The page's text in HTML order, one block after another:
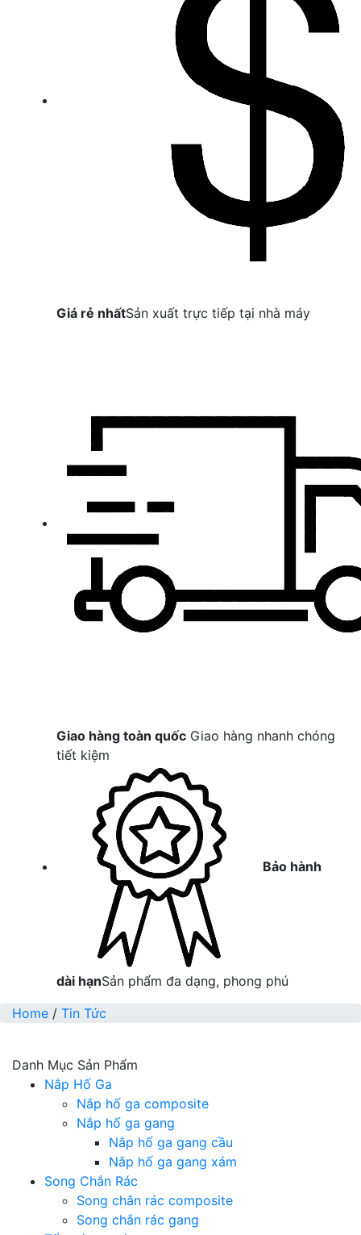
Giá rẻ nhấtSản xuất trực tiếp tại nhà máy
Giao hàng toàn quốc Giao hàng nhanh chóng
tiết kiệm
Bảo hành
dài hạnSản phẩm đa dạng, phong phú
Home / Tin Tức
Danh Mục Sản Phẩm
Nắp Hố Ga
Nắp hố ga composite
Nắp hố ga gang
Nắp hố ga gang cầu
Nắp hố ga gang xám
Song Chắn Rác
Song chắn rác composite
Song chắn rác gang